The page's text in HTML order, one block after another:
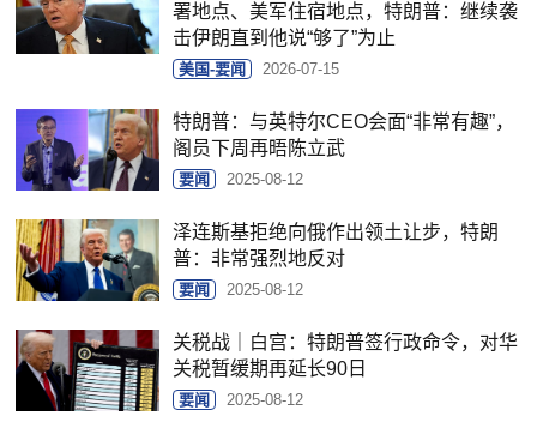
署地点、美军住宿地点，特朗普：继续袭
击伊朗直到他说“够了”为止
美国-要闻 2026-07-15
特朗普：与英特尔CEO会面“非常有趣”，
阁员下周再晤陈立武
要闻 2025-08-12
泽连斯基拒绝向俄作出领土让步，特朗
普：非常强烈地反对
要闻 2025-08-12
关税战｜白宫：特朗普签行政命令，对华
关税暂缓期再延长90日
要闻 2025-08-12